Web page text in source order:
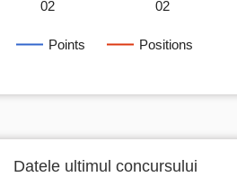
Points Positions
02 02
Datele ultimul concursului